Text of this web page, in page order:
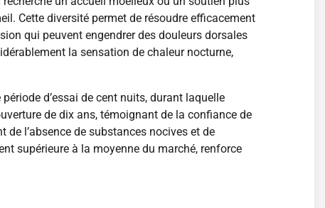
Cette diversité permet de résoudre efficacement
qui peuvent engendrer des douleurs dorsales
la sensation de chaleur nocturne,
d’essai de cent nuits, durant laquelle
de dix ans, témoignant de la confiance de
l’absence de substances nocives et de
supérieure à la moyenne du marché, renforce